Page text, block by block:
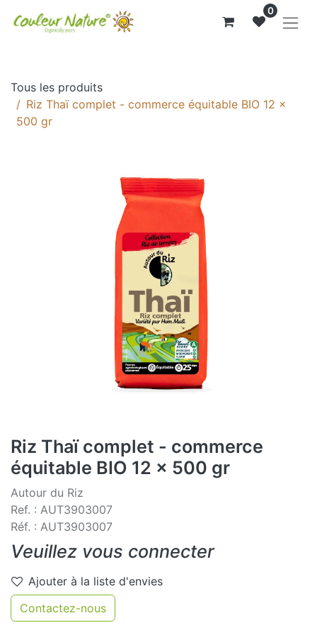
0
Tous les produits
Riz Thaï complet - commerce équitable BIO 12 x
500 gr
Riz Thaï complet - commerce
équitable BIO 12 x 500 gr
Autour du Riz
Ref. : AUT3903007
Réf. : AUT3903007
Veuillez vous connecter
Ajouter à la liste d'envies
Contactez-nous